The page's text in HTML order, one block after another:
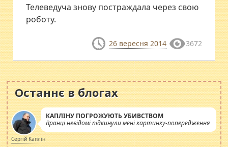
Телеведуча знову постраждала через свою
роботу.
26 вересня 2014 3672
Останнє в блогах
КАПЛІНУ ПОГРОЖУЮТЬ УБИВСТВОМ
Вранці невідомі підкинули мені картинку-попередження
Сергій Каплін